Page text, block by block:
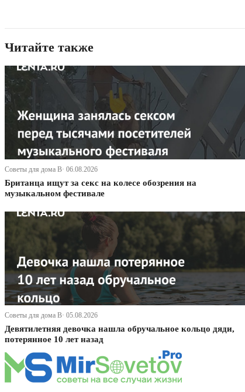
Читайте также
Советы для дома В· 06.08.2026
Британца ищут за секс на колесе обозрения на
музыкальном фестивале
Советы для дома В· 05.08.2026
Девятилетняя девочка нашла обручальное кольцо дяди,
потерянное 10 лет назад